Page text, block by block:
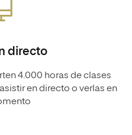
directo
4.000 horas de clases
en directo o verlas en